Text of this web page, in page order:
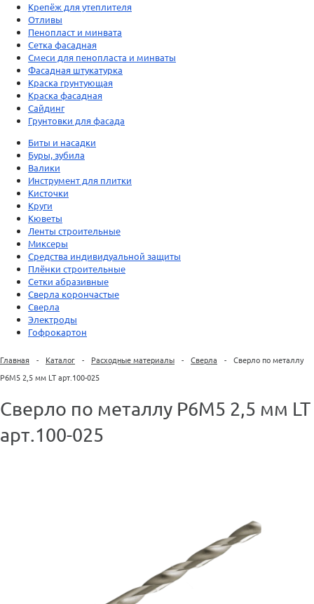
Крепёж для утеплителя
Отливы
Пенопласт и минвата
Сетка фасадная
Смеси для пенопласта и минваты
Фасадная штукатурка
Краска грунтующая
Краска фасадная
Сайдинг
Грунтовки для фасада
Биты и насадки
Буры, зубила
Валики
Инструмент для плитки
Кисточки
Круги
Кюветы
Ленты строительные
Миксеры
Средства индивидуальной защиты
Плёнки строительные
Сетки абразивные
Сверла корончастые
Сверла
Электроды
Гофрокартон
Главная - Каталог - Расходные материалы - Сверла -
Сверло по металлу
Р6М5 2,5 мм LT арт.100-025
Сверло по металлу Р6М5 2,5 мм LT
арт.100-025